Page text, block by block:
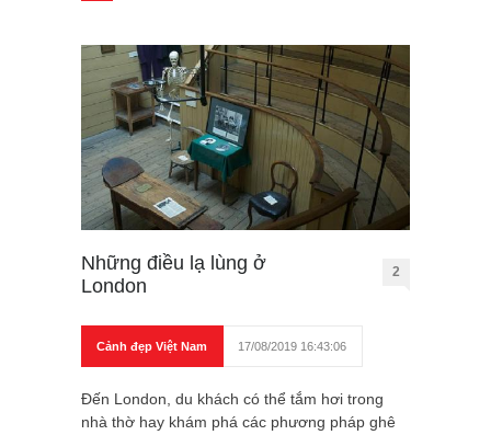
Những điều lạ lùng ở
London
2
Cảnh đẹp Việt Nam 17/08/2019 16:43:06
Đến London, du khách có thể tắm hơi trong
nhà thờ hay khám phá các phương pháp ghê